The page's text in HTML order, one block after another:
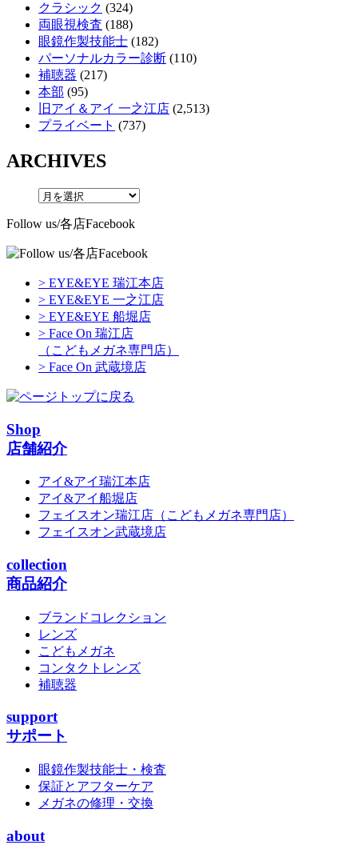
クラシック (324)
両眼視検査 (188)
眼鏡作製技能士 (182)
パーソナルカラー診断 (110)
補聴器 (217)
本部 (95)
旧アイ＆アイ 一之江店 (2,513)
プライベート (737)
ARCHIVES
Follow us/各店Facebook
> EYE&EYE 瑞江本店
> EYE&EYE 一之江店
> EYE&EYE 船堀店
> Face On 瑞江店
（こどもメガネ専門店）
> Face On 武蔵境店
Shop
店舗紹介
アイ&アイ瑞江本店
アイ&アイ船堀店
フェイスオン瑞江店 （こどもメガネ専門店）
フェイスオン武蔵境店
collection
商品紹介
ブランドコレクション
レンズ
こどもメガネ
コンタクトレンズ
補聴器
support
サポート
眼鏡作製技能士・検査
保証とアフターケア
メガネの修理・交換
about